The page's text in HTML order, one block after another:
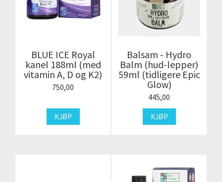
BLUE ICE Royal
kanel 188ml (med
vitamin A, D og K2)
750,00
KJØP
Balsam - Hydro
Balm (hud-lepper)
59ml (tidligere Epic
Glow)
445,00
KJØP